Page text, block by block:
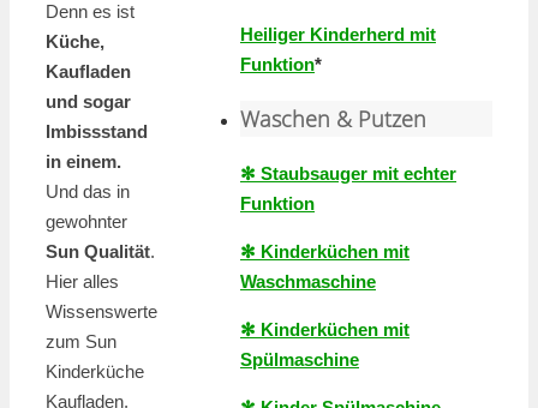
Denn es ist
Küche,
Kaufladen
und sogar
Imbissstand
in einem.
Und das in
gewohnter
Sun Qualität.
Hier alles
Wissenswerte
zum Sun
Kinderküche
Kaufladen.
Heiliger Kinderherd mit
Funktion*
Waschen & Putzen
✻ Staubsauger mit echter
Funktion
✻ Kinderküchen mit
Waschmaschine
✻ Kinderküchen mit
Spülmaschine